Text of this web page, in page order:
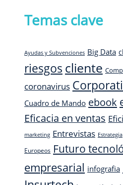
Temas clave
Ayudas y Subvenciones Big Data
riesgos cliente
coronavirus
Cuadro de Mando ebook
Eficacia en ventas
marketing Entrevistas Estrategia
Europeos Futuro
empresarial infografia